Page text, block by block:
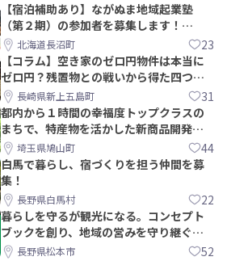
【宿泊補助あり】ながぬま地域起業塾
（第２期）の参加者を募集します！
【8/21〆】
北海道長沼町 23
【コラム】空き家のゼロ円物件は本当に
ゼロ円？残置物との戦いから得た四つの
教訓｜新上五島町
長崎県新上五島町 31
都内から１時間の幸福度トップクラスの
まちで、特産物を活かした新商品開発＆
PRメンバー募集！
埼玉県鳩山町 44
白馬で暮らし、宿づくりを担う仲間を募
集！
長野県白馬村 22
暮らしを守るが観光になる。コンセプト
ブックを創り、地域の営みを守り継ぐ仲
間を集めませんか？
長野県松本市 52